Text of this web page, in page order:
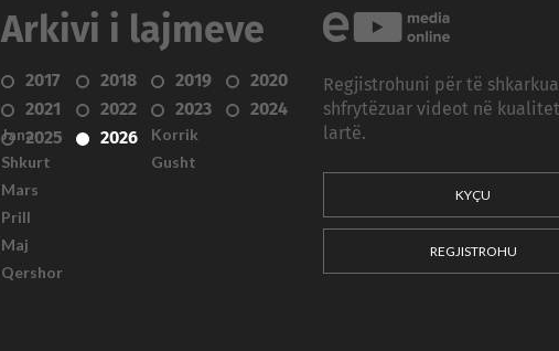
Arkivi i lajmeve
2017 2018 2019
2020
2021
2022 2023
2024
2025
2026
Janar
Shkurt
Mars
Prill
Maj
Qershor
Korrik
Gusht
Regjistrohuni për të
shfrytëzuar videot në
lartë.
KYÇU
REGJISTROHU